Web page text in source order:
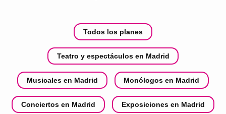
Todos los planes
Teatro y espectáculos en Madrid
Musicales en Madrid Monólogos en Madrid
Conciertos en Madrid Exposiciones en Madrid